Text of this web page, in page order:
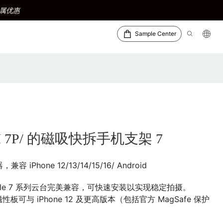
优惠
Sample Center
的磁吸快拆手机支架 7
兼容 iPhone 12/13/14/15/16/ Android
7 系列云台完美兼容，可快速安装以实现稳定拍摄。
性板可与 iPhone 12 及更高版本（包括官方 MagSafe 保护